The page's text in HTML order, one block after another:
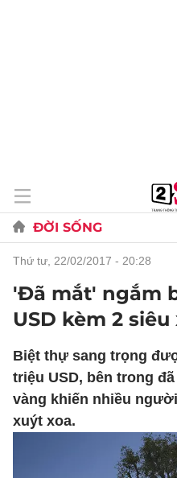
ĐỜI SỐNG
thứ tư, 22/02/2017 - 20:28
'Đã mắt' ngắm
USD kèm 2
Biệt thự sang trọng
triệu USD, bên trong
vàng khiến nhiều
xuýt xoa.